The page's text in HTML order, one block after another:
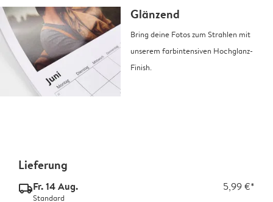
Glänzend
Bring deine Fotos zum Strahlen mit
unserem farbintensiven Hochglanz-
Finish.
Lieferung
delivery_standard_v2Fr. 14 Aug. 5,99 €*
Standard